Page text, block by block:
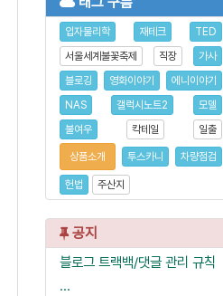
입자물리학 재테크
TED
서울세계불꽃축제
직장
가사
블로깅
영화이야기
에니이야기
NAS
갤럭시노트2
모델
불여우
칵테일 일출
상품소개 투스카니 차량점검
헌법 주산지
공지
블로그 트랙백/댓글 관리 규칙
...